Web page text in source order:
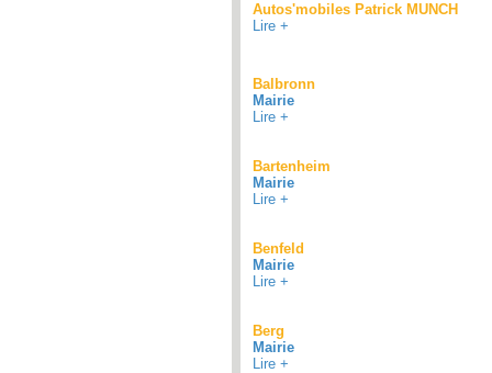
Autos'mobiles Patrick MUNCH
Lire +
Balbronn
Mairie
Lire +
Bartenheim
Mairie
Lire +
Benfeld
Mairie
Lire +
Berg
Mairie
Lire +